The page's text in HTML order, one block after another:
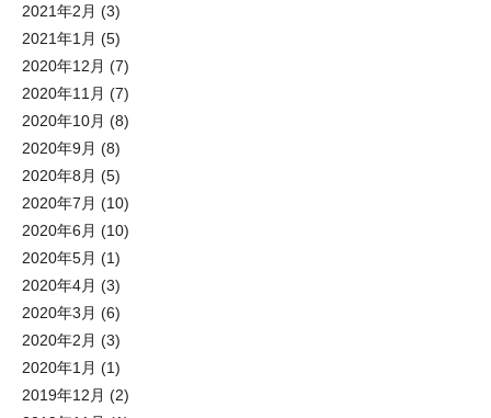
2021年2月 (3)
2021年1月 (5)
2020年12月 (7)
2020年11月 (7)
2020年10月 (8)
2020年9月 (8)
2020年8月 (5)
2020年7月 (10)
2020年6月 (10)
2020年5月 (1)
2020年4月 (3)
2020年3月 (6)
2020年2月 (3)
2020年1月 (1)
2019年12月 (2)